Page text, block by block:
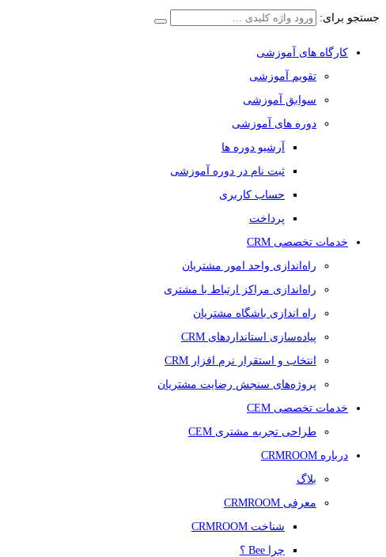
جستجو برای:
کارگاه های آموزشی
تقویم آموزشی
سوابق آموزشی
دوره های آموزشی
آرشیو دوره ها
ثبت نام در دوره آموزشی
حساب کاربری
پرداخت
خدمات تخصصی CRM
راه‌اندازی واحد امور مشتریان
راه‌اندازی مراکز ارتباط با مشتری
راه اندازی باشگاه مشتریان
پیاده‌سازی استانداردهای CRM
انتخاب و استقرار نرم افزار CRM
پروژه‌های سنجش رضایت مشتریان
خدمات تخصصی CEM
طراحی تجربه مشتری CEM
درباره CRMROOM
بلاگ
معرفی CRMROOM
شناخت CRMROOM
چرا Bee ؟